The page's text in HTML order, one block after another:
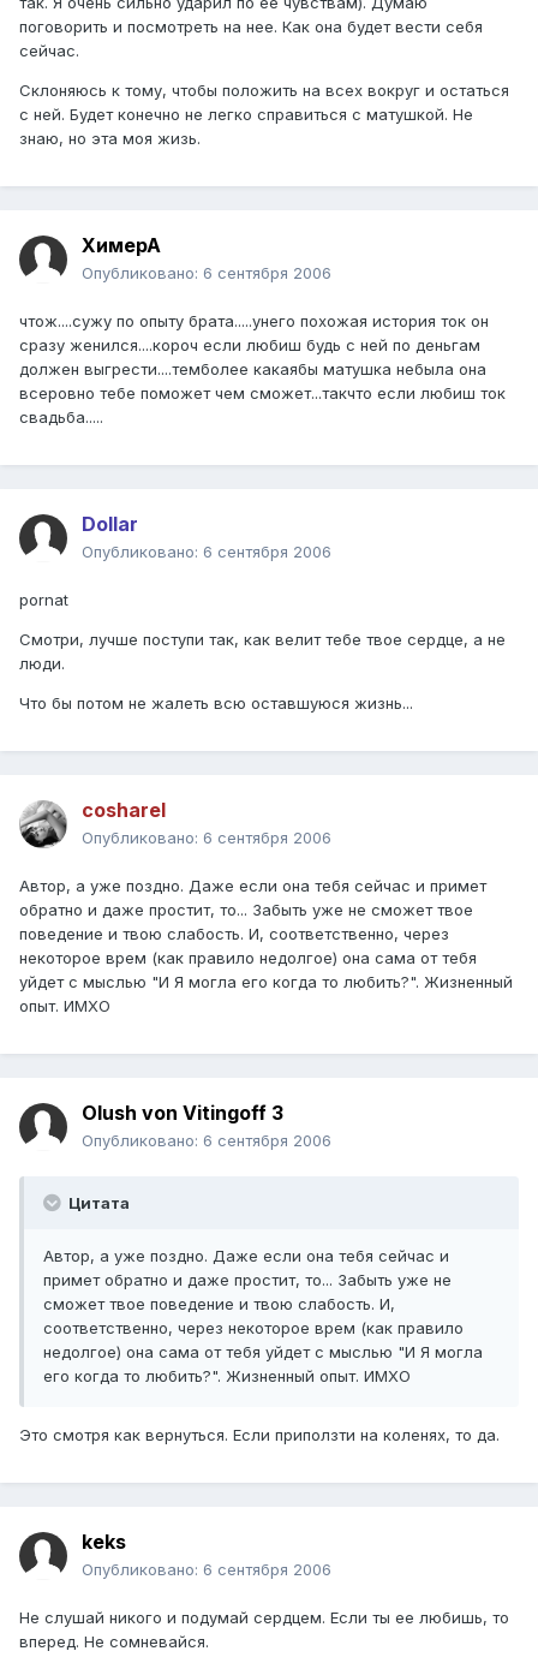
поговорить и посмотреть на нее. Как она будет вести себя
сейчас.
Склоняюсь к тому, чтобы положить на всех вокруг и остаться
с ней. Будет конечно не легко справиться с матушкой. Не
знаю, но эта моя жизь.
ХимерА
Опубликовано: 6 сентября 2006
чтож....сужу по опыту брата.....унего похожая история ток он
сразу женился....короч если любиш будь с ней по деньгам
должен выгрести....темболее какаябы матушка небыла она
всеровно тебе поможет чем сможет...такчто если любиш ток
свадьба.....
Dollar
Опубликовано: 6 сентября 2006
pornat
Смотри, лучше поступи так, как велит тебе твое сердце, а не
люди.
Что бы потом не жалеть всю оставшуюся жизнь...
cosharel
Опубликовано: 6 сентября 2006
Автор, а уже поздно. Даже если она тебя сейчас и примет
обратно и даже простит, то... Забыть уже не сможет твое
поведение и твою слабость. И, соответственно, через
некоторое врем (как правило недолгое) она сама от тебя
уйдет с мыслью "И Я могла его когда то любить?". Жизненный
опыт. ИМХО
Olush von Vitingoff 3
Опубликовано: 6 сентября 2006
Цитата
Автор, а уже поздно. Даже если она тебя сейчас и
примет обратно и даже простит, то... Забыть уже не
сможет твое поведение и твою слабость. И,
соответственно, через некоторое врем (как правило
недолгое) она сама от тебя уйдет с мыслью "И Я могла
его когда то любить?". Жизненный опыт. ИМХО
Это смотря как вернуться. Если приползти на коленях, то да.
keks
Опубликовано: 6 сентября 2006
Не слушай никого и подумай сердцем. Если ты ее любишь, то
вперед. Не сомневайся.